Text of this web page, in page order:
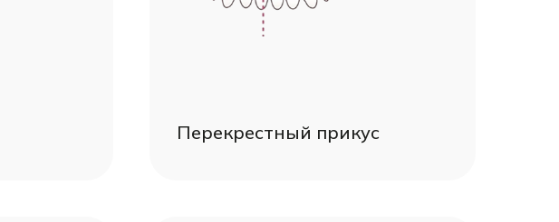
Перекрестный прикус